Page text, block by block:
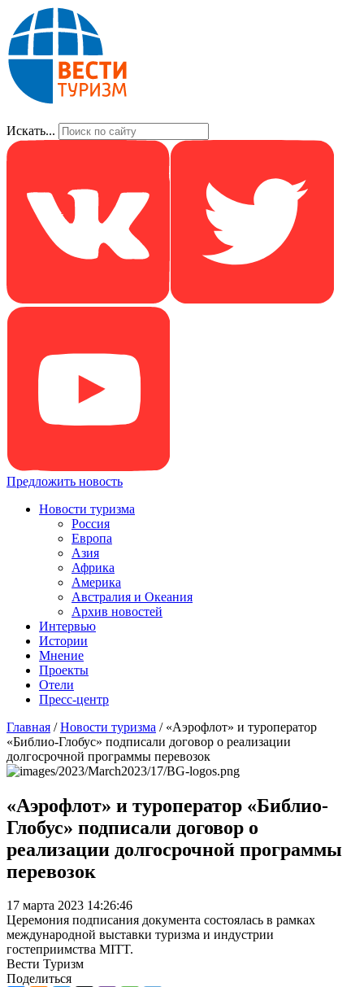
Искать...
Предложить новость
Новости туризма
Россия
Европа
Азия
Африка
Америка
Австралия и Океания
Архив новостей
Интервью
Истории
Мнение
Проекты
Отели
Пресс-центр
Главная /Новости туризма / «Аэрофлот» и туроператор
«Библио-Глобус» подписали договор о реализации
долгосрочной программы перевозок
«Аэрофлот» и туроператор «Библио-
Глобус» подписали договор о
реализации долгосрочной программы
перевозок
17 марта 2023 14:26:46
Церемония подписания документа состоялась в рамках
международной выставки туризма и индустрии
гостеприимства MITT.
Вести Туризм
Поделиться